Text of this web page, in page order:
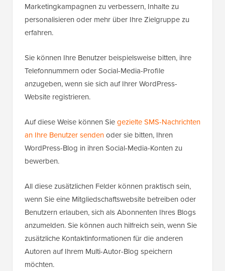
Marketingkampagnen zu verbessern, Inhalte zu
personalisieren oder mehr über Ihre Zielgruppe zu
erfahren.
Sie können Ihre Benutzer beispielsweise bitten, ihre
Telefonnummern oder Social-Media-Profile
anzugeben, wenn sie sich auf Ihrer WordPress-
Website registrieren.
Auf diese Weise können Siegezielte SMS-Nachrichten
an Ihre Benutzer sendenoder sie bitten, Ihren
WordPress-Blog in ihren Social-Media-Konten zu
bewerben.
All diese zusätzlichen Felder können praktisch sein,
wenn Sie eine Mitgliedschaftswebsite betreiben oder
Benutzern erlauben, sich als Abonnenten Ihres Blogs
anzumelden. Sie können auch hilfreich sein, wenn Sie
zusätzliche Kontaktinformationen für die anderen
Autoren auf Ihrem Multi-Autor-Blog speichern
möchten.